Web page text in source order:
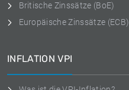
Britische Zinssätze (BoE)
Europäische Zinssätze (ECB)
INFLATION VPI